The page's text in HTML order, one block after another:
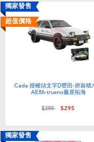
獨家發售
超值價格
Cada 授權頭文字D豐田-拼裝積
AE86-trueno藤原拓海
價格從
$399至$295
獨家發售